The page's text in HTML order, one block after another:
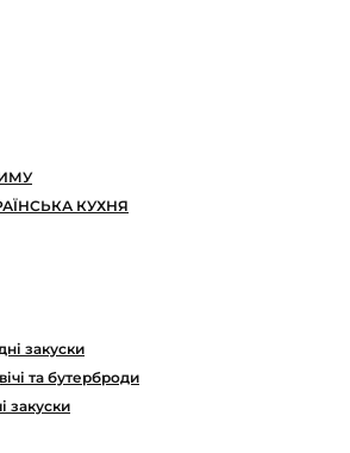
КУХНЯ
закуски
та бутерброди
закуски